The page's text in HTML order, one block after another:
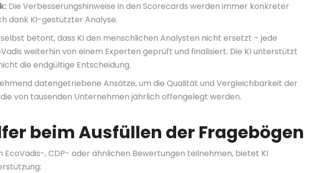
Die Verbesserungshinweise in den Scorecards werden immer konkreter
dank KI-gestützter Analyse.
betont, dass KI den menschlichen Analysten nicht ersetzt – jede
weiterhin von einem Experten geprüft und finalisiert. Die KI unterstützt
die endgültige Entscheidung.
datengetriebene Ansätze, um die Qualität und Vergleichbarkeit der
von tausenden Unternehmen jährlich offengelegt werden.
beim Ausfüllen der Fragebögen
EcoVadis-, CDP- oder ähnlichen Bewertungen teilnehmen, bietet KI